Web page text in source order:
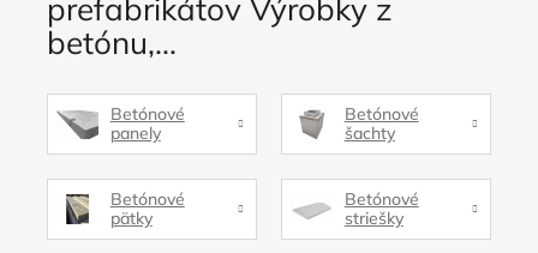
prefabrikátov Výrobky z
betónu,...
Betónové
panely
Betónové
šachty
Betónové
pätky
Betónové
striešky